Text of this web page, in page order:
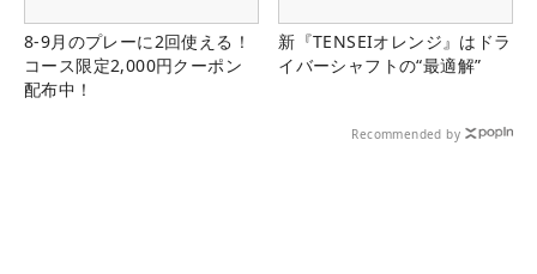
8-9月のプレーに2回使える！
コース限定2,000円クーポン
配布中！
新『TENSEIオレンジ』はドラ
イバーシャフトの“最適解”
Recommended by